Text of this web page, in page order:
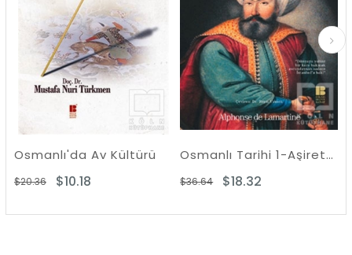
Av Kültürü Osmanlı Tarihi 1-Aşiretten Devlete
$18.32